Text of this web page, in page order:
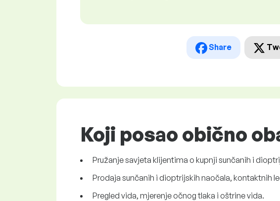
Share
Koji posao obično
Pružanje savjeta klijentima o kupnji sunčanih i
Prodaja sunčanih i dioptrijskih naočala, kontaktnih
Pregled vida, mjerenje očnog tlaka i oštrine vida.